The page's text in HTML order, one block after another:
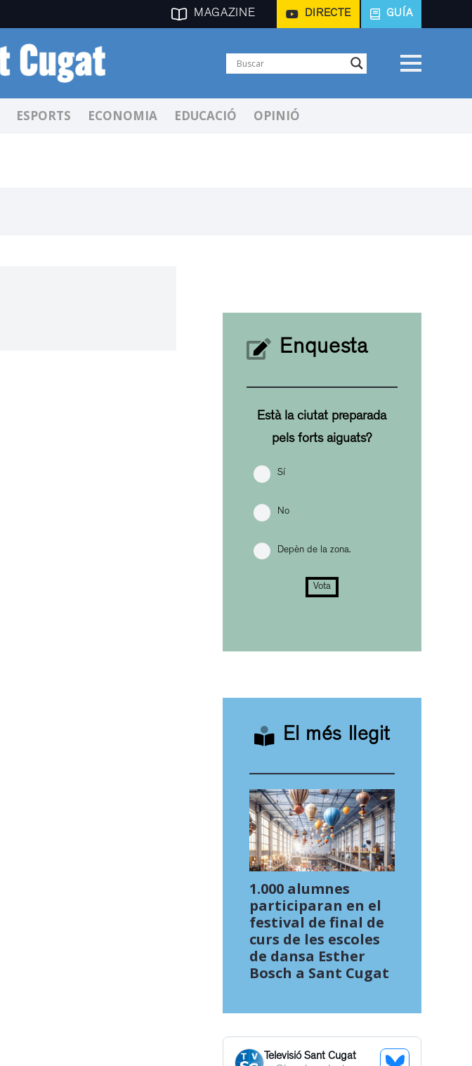
MAGAZINE DIRECTE GUÍA
ESPORTS ECONOMIA EDUCACIÓ OPINIÓ
Enquesta
Està la ciutat preparada
pels forts aiguats?
Sí
No
Depèn de la zona.
Vota
El més llegit
1.000 alumnes
participaran en el
festival de final de
curs de les escoles
de dansa Esther
Bosch a Sant Cugat
Televisió Sant Cugat